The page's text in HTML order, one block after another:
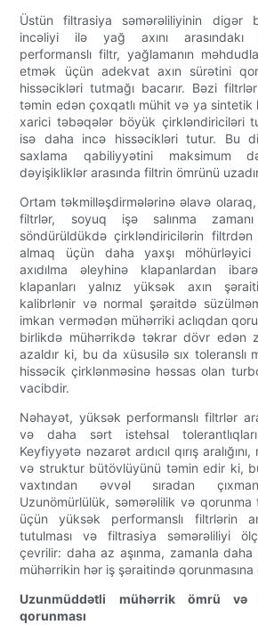
Üstün filtrasiya səmərəliliyinin digər
incəliyi ilə yağ axını arasındakı
performanslı filtr, yağlamanın
etmək üçün adekvat axın sürətini
hissəcikləri tutmağı bacarır. Bəzi
təmin edən çoxqatlı mühit və ya
xarici təbəqələr böyük çirkləndiriciləri
isə daha incə hissəcikləri tutur. Bu
saxlama qabiliyyətini maksimum
dəyişikliklər arasında filtrin ömrünü
Ortam təkmilləşdirmələrinə əlavə
filtrlər, soyuq işə salınma
söndürüldükdə çirkləndiricilərin filtrdən
almaq üçün daha yaxşı
axıdılma əleyhinə klapanlardan
klapanları yalnız yüksək axın
kalibrlənir və normal şəraitdə
imkan vermədən mühərriki aclıqdan
birlikdə mühərrikdə təkrar dövr edən
azaldır ki, bu da xüsusilə sıx toleranslı
hissəcik çirklənməsinə həssas olan
vacibdir.
Nəhayət, yüksək performanslı filtrlər
və daha sərt istehsal tolerantlıqları
Keyfiyyətə nəzarət ardıcıl qırış
və struktur bütövlüyünü təmin edir ki,
vaxtından əvvəl sıradan
Uzunömürlülük, səmərəlilik və
üçün yüksək performanslı filtrlərin
tutulması və filtrasiya səmərəliliyi
çevrilir: daha az aşınma, zamanla
mühərrikin hər iş şəraitində
Uzunmüddətli mühərrik ömrü və
qorunması